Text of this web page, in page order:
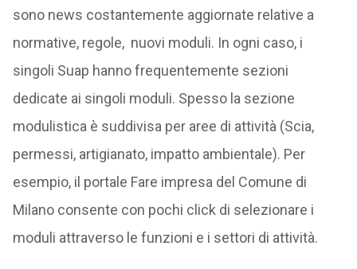
sono news costantemente aggiornate relative a
normative, regole, nuovi moduli. In ogni caso, i
singoli Suap hanno frequentemente sezioni
dedicate ai singoli moduli. Spesso la sezione
modulistica è suddivisa per aree di attività (Scia,
permessi, artigianato, impatto ambientale). Per
esempio, il portale Fare impresa del Comune di
Milano consente con pochi click di selezionare i
moduli attraverso le funzioni e i settori di attività.